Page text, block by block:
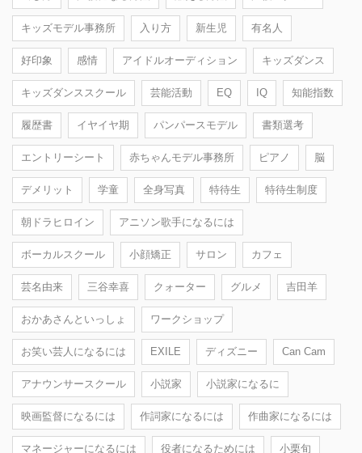
キッズモデル事務所 入り方 新生児 有名人
好印象 感情 アイドルオーディション キッズダンス
キッズダンススクール 芸能活動 EQ IQ 知能指数
履歴書 イヤイヤ期 パンパースモデル 書類選考
エントリーシート 赤ちゃんモデル事務所 ピアノ 脳
デメリット 学童 全身写真 特待生 特待生制度
朝ドラヒロイン アニソン歌手になるには
ボーカルスクール 小顔矯正 サロン カフェ
芸名由来 三谷幸喜 クォーター グルメ 吉田羊
おかあさんといっしょ ワークショップ
お笑い芸人になるには EXILE ディズニー Can Cam
アナウンサースクール 小説家 小説家になるに
映画監督になるには 作詞家になるには 作曲家になるには
マネージャーになるには 役者になるためには 小栗旬